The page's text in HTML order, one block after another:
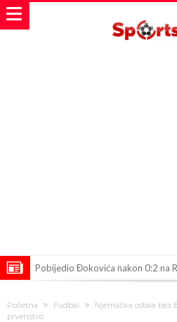
Pobijedio Đokovića nakon 0:2 na
daleko”
Koliko traži PSG i koji je Liverpulov
Početna Fudbal
Njemačka ostala bez
prvenstvo